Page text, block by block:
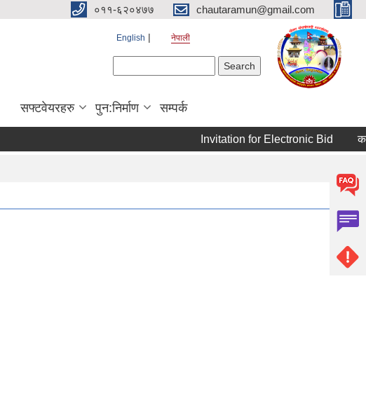
०११-६२०४७७ chautaramun@gmail.com
English नेपाली
सफ्टवेयरहरु पुन:निर्माण सम्पर्क
Invitation for Electronic Bid